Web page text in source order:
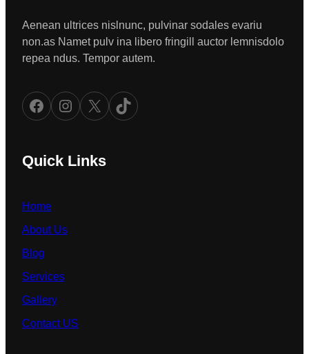
Aenean ultrices nislnunc, pulvinar sodales evariu
non.as Namet pulv ina libero fringill auctor lemnisdolo
repea ndus. Tempor autem.
Facebook Instagram X TikTok
Quick Links
Home
About Us
Blog
Services
Gallery
Contact US